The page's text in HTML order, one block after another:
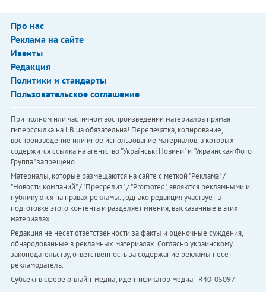
Про нас
Реклама на сайте
Ивенты
Редакция
Политики и стандарты
Пользовательское соглашение
При полном или частичном воспроизведении материалов прямая
гиперссылка на LB.ua обязательна! Перепечатка, копирование,
воспроизведение или иное использование материалов, в которых
содержится ссылка на агентство "Українськi Новини" и "Украинская Фото
Группа" запрещено.
Материалы, которые размещаются на сайте с меткой "Реклама" /
"Новости компаний" / "Пресрелиз" / "Promoted", являются рекламными и
публикуются на правах рекламы. , однако редакция участвует в
подготовке этого контента и разделяет мнения, высказанные в этих
материалах.
Редакция не несет ответственности за факты и оценочные суждения,
обнародованные в рекламных материалах. Согласно украинскому
законодательству, ответственность за содержание рекламы несет
рекламодатель.
Субъект в сфере онлайн-медиа; идентификатор медиа - R40-05097